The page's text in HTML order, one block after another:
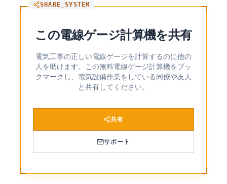
SHARE_SYSTEM
この電線ゲージ計算機を共有
電気工事の正しい電線ゲージを計算するのに他の
人を助けます。この無料電線ゲージ計算機をブッ
クマークし、電気設備作業をしている同僚や友人
と共有してください。
共有
サポート